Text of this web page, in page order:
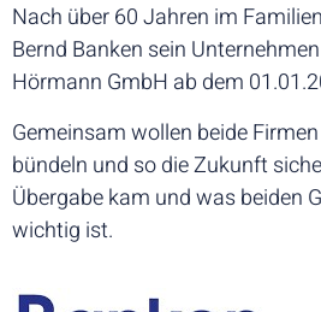
Nach über 60 Jahren im
Bernd Banken sein
Hörmann GmbH ab dem
Gemeinsam wollen beide
bündeln und so die Zukunft
Übergabe kam und was beiden
wichtig ist.